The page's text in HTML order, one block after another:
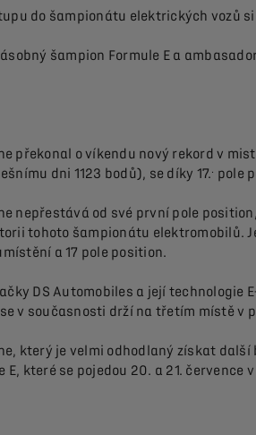
do šampionátu elektrických vozů
šampion Formule E a
překonal o víkendu nový rekord v
dni 1123 bodů), se díky 17.. pole
nepřestává od své první pole
tohoto šampionátu elektromobilů.
a 17 pole position.
DS Automobiles a její technologie
se v současnosti drží na třetím místě v
který je velmi odhodlaný získat
E, které se pojedou 20. a 21. července